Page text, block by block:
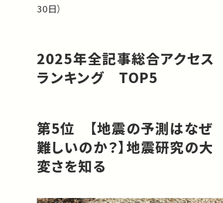
30日）
2025年全記事総合アクセス
ランキング TOP5
第5位 【地震の予測はなぜ
難しいのか？】地震研究の大
変さを知る